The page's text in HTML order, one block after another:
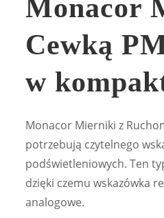
Monacor
Cewką
w
Monacor Mierniki z
potrzebują czytelnego
podświetleniowych. Ten
dzięki czemu wskazówka
analogowe.